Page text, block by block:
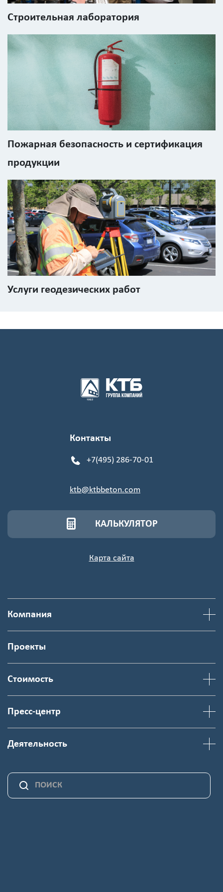
Строительная лаборатория
Пожарная безопасность и сертификация
продукции
Услуги геодезических работ
Контакты
+7(495) 286-70-01
ktb@ktbbeton.com
КАЛЬКУЛЯТОР
Карта сайта
Компания
Проекты
Стоимость
Пресс-центр
Деятельность
Введите
картинки
Я согласен на
обработку
персональных